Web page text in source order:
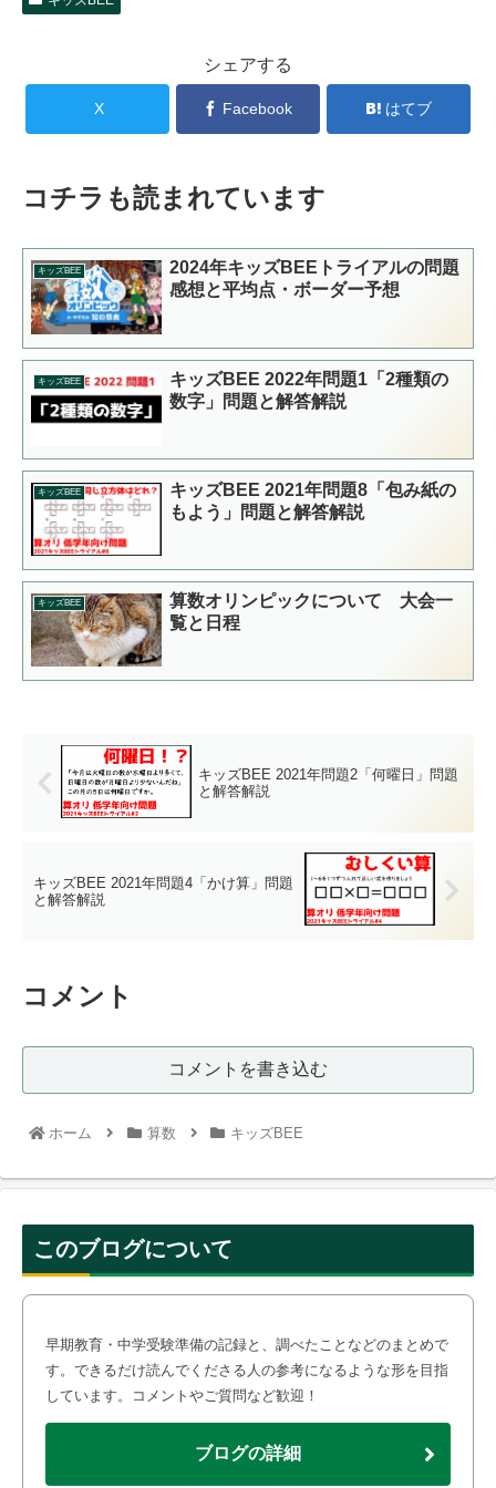
シェアする
X Facebook はてブ
コチラも読まれています
キッズBEE
2024年キッズBEEトライアルの問題
感想と平均点・ボーダー予想
キッズBEE
キッズBEE 2022年問題1「2種類の
数字」問題と解答解説
キッズBEE
キッズBEE 2021年問題8「包み紙の
もよう」問題と解答解説
キッズBEE
算数オリンピックについて 大会一
覧と日程
キッズBEE 2021年問題2「何曜日」問題
と解答解説
キッズBEE 2021年問題4「かけ算」問題
と解答解説
コメント
コメントを書き込む
ホーム 算数 キッズBEE
このブログについて
早期教育・中学受験準備の記録と、調べたことなどのまとめで
す。できるだけ読んでくださる人の参考になるような形を目指
しています。コメントやご質問など歓迎！
ブログの詳細